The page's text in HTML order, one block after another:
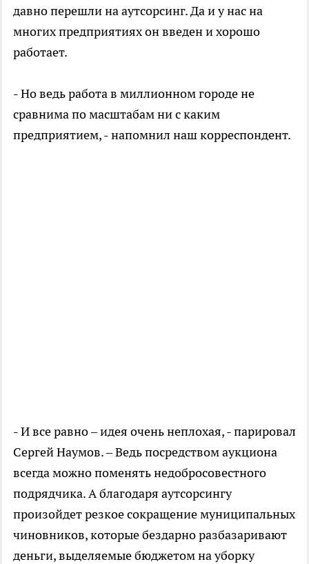
давно перешли на аутсорсинг. Да и у нас на
многих предприятиях он введен и хорошо
работает.
- Но ведь работа в миллионном городе не
сравнима по масштабам ни с каким
предприятием, - напомнил наш корреспондент.
- И все равно – идея очень неплохая, - парировал
Сергей Наумов. – Ведь посредством аукциона
всегда можно поменять недобросовестного
подрядчика. А благодаря аутсорсингу
произойдет резкое сокращение муниципальных
чиновников, которые бездарно разбазаривают
деньги, выделяемые бюджетом на уборку